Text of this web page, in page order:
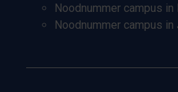
Noodnummer campus in
Noodnummer campus in